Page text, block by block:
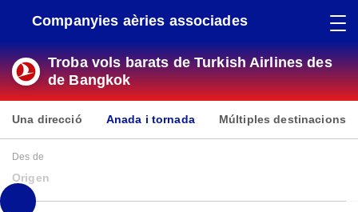
Companyies aèries associades
Troba vols barats de Turkish Airlines des
de Bangkok
Una direcció Anada i tornada Múltiples destinacions
Des de
Origen